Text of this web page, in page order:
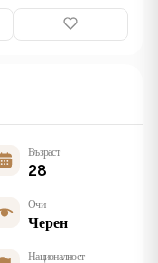
Възраст
28
Очи
Черен
Националност